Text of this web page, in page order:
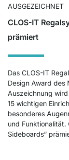
AUSGEZEICHNET
CLOS-IT
prämiert
Das CLOS-IT
Design Award des
Auszeichnung
15 wichtigen
besonderes
und Funktionalität.
Sideboards”